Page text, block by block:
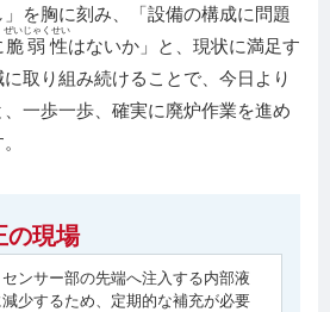
を胸に刻み、「設備の構成に問題
脆弱性
ぜいじゃくせい
はないか」と、現状に満足す
取り組み続けることで、今日より
一歩一歩、確実に廃炉作業を進め
の現場
ンサー部の先端へ注入する内部液
少するため、定期的な補充が必要